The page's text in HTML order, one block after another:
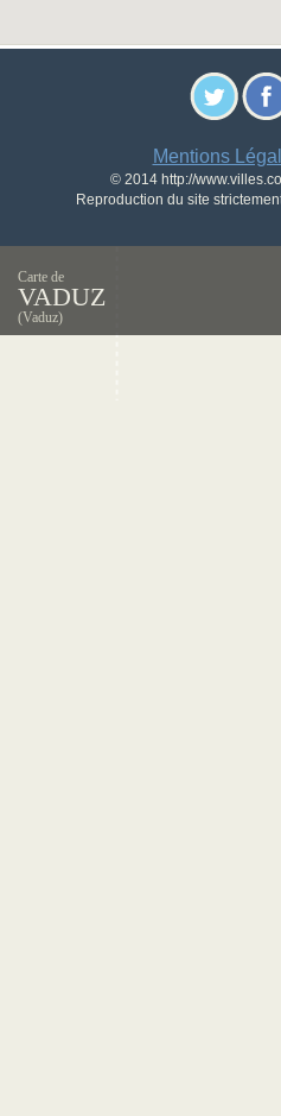
Mentions
© 2014 http://
Reproduction du site
Carte de
VADUZ
(Vaduz)